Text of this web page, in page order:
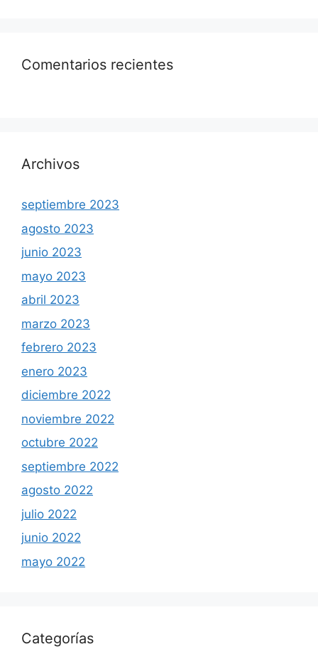
Comentarios recientes
Archivos
septiembre 2023
agosto 2023
junio 2023
mayo 2023
abril 2023
marzo 2023
febrero 2023
enero 2023
diciembre 2022
noviembre 2022
octubre 2022
septiembre 2022
agosto 2022
julio 2022
junio 2022
mayo 2022
Categorías